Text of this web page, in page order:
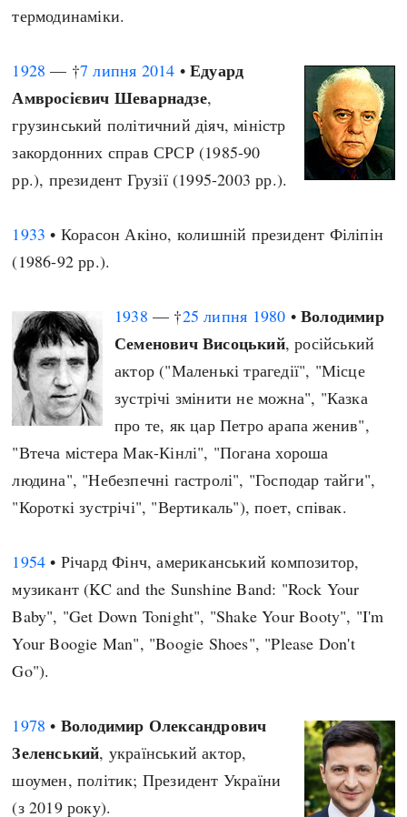
термодинаміки.
1928 — †7 липня 2014 •Едуард
Амвросієвич Шеварнадзе,
грузинський політичний діяч, міністр
закордонних справ СРСР (1985-90
рр.), президент Грузії (1995-2003 рр.).
1933 • Корасон Акіно, колишній президент Філіпін
(1986-92 рр.).
1938 — †25 липня 1980 • Володимир
Семенович Висоцький, російський
актор ("Маленькі трагедії", "Місце
зустрічі змінити не можна", "Казка
про те, як цар Петро арапа женив",
"Втеча містера Мак-Кінлі", "Погана хороша
людина", "Небезпечні гастролі", "Господар тайги",
"Короткі зустрічі", "Вертикаль"), поет, співак.
1954 • Річард Фінч, американський композитор,
музикант (KC and the Sunshine Band: "Rock Your
Baby", "Get Down Tonight", "Shake Your Booty", "I'm
Your Boogie Man", "Boogie Shoes", "Please Don't
Go").
1978 • Володимир Олександрович
Зеленський, український актор,
шоумен, політик; Президент України
(з 2019 року).